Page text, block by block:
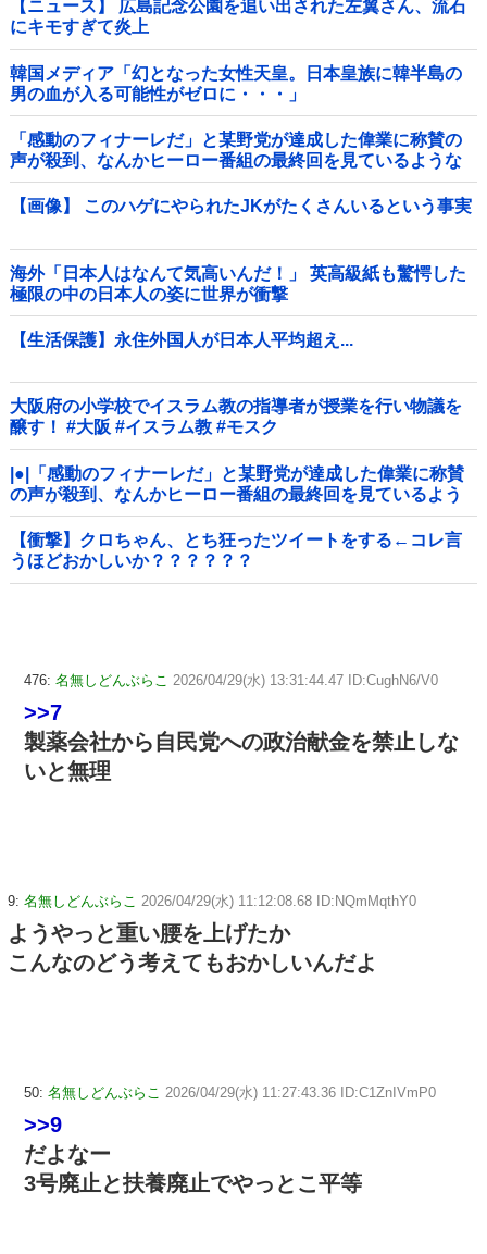
【ニュース】 広島記念公園を追い出された左翼さん、流石
にキモすぎて炎上
韓国メディア「幻となった女性天皇。日本皇族に韓半島の
男の血が入る可能性がゼロに・・・」
「感動のフィナーレだ」と某野党が達成した偉業に称賛の
声が殺到、なんかヒーロー番組の最終回を見ているような
気分に……他
【画像】 このハゲにやられたJKがたくさんいるという事実
海外「日本人はなんて気高いんだ！」 英高級紙も驚愕した
極限の中の日本人の姿に世界が衝撃
【生活保護】永住外国人が日本人平均超え...
大阪府の小学校でイスラム教の指導者が授業を行い物議を
醸す！ #大阪 #イスラム教 #モスク
|●|「感動のフィナーレだ」と某野党が達成した偉業に称賛
の声が殺到、なんかヒーロー番組の最終回を見ているよう
な気分に……
【衝撃】クロちゃん、とち狂ったツイートをする←コレ言
うほどおかしいか？？？？？？
476: 名無しどんぶらこ 2026/04/29(水) 13:31:44.47 ID:CughN6/V0
>>7
製薬会社から自民党への政治献金を禁止しな
いと無理
9: 名無しどんぶらこ 2026/04/29(水) 11:12:08.68 ID:NQmMqthY0
ようやっと重い腰を上げたか
こんなのどう考えてもおかしいんだよ
50: 名無しどんぶらこ 2026/04/29(水) 11:27:43.36 ID:C1ZnIVmP0
>>9
だよなー
3号廃止と扶養廃止でやっとこ平等